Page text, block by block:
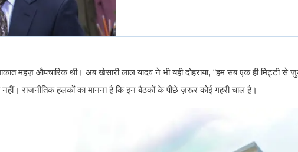
महज़ औपचारिक थी। अब खेसारी लाल यादव ने भी यही दोहराया, “हम सब एक ही मिट्टी
नहीं। राजनीतिक हलकों का मानना है कि इन बैठकों के पीछे ज़रूर कोई गहरी चाल है।